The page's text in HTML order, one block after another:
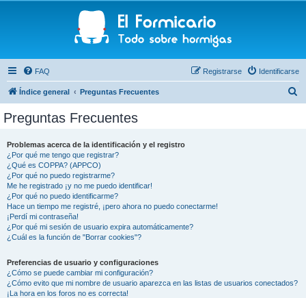
FAQ Identificarse
Registrarse
Índice general Preguntas Frecuentes
Preguntas Frecuentes
Problemas acerca de la identificación y el registro
¿Por qué me tengo que registrar?
¿Qué es COPPA? (APPCO)
¿Por qué no puedo registrarme?
Me he registrado ¡y no me puedo identificar!
¿Por qué no puedo identificarme?
Hace un tiempo me registré, ¡pero ahora no puedo conectarme!
¡Perdí mi contraseña!
¿Por qué mi sesión de usuario expira automáticamente?
¿Cuál es la función de "Borrar cookies"?
Preferencias de usuario y configuraciones
¿Cómo se puede cambiar mi configuración?
¿Cómo evito que mi nombre de usuario aparezca en las listas de usuarios conectados?
¡La hora en los foros no es correcta!